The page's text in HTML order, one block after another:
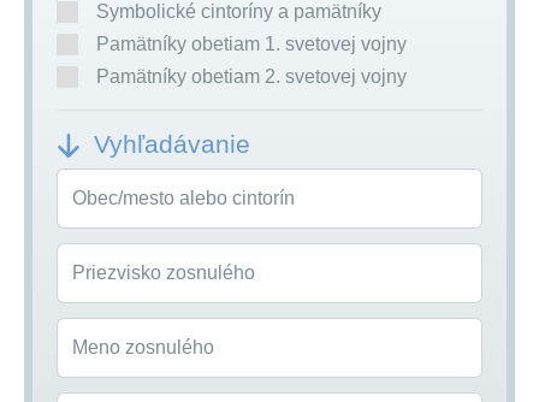
Symbolické cintoríny a pamätníky
Pamätníky obetiam 1. svetovej vojny
Pamätníky obetiam 2. svetovej vojny
Vyhľadávanie
Obec/mesto alebo cintorín
Priezvisko zosnulého
Meno zosnulého